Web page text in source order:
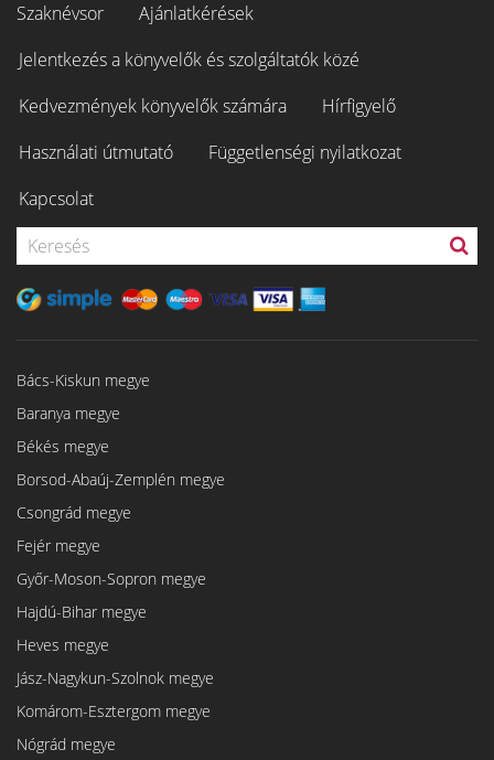
Szaknévsor
Ajánlatkérések
Jelentkezés a könyvelők és szolgáltatók közé
Kedvezmények könyvelők számára
Hírfigyelő
Használati útmutató
Függetlenségi nyilatkozat
Kapcsolat
Bács-Kiskun megye
Baranya megye
Békés megye
Borsod-Abaúj-Zemplén megye
Csongrád megye
Fejér megye
Győr-Moson-Sopron megye
Hajdú-Bihar megye
Heves megye
Jász-Nagykun-Szolnok megye
Komárom-Esztergom megye
Nógrád megye